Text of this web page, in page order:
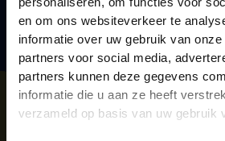
en om ons websiteverkeer te
informatie over uw gebruik van
partners voor social media,
partners kunnen deze gegevens
informatie die u aan ze heeft
verzameld op basis van uw gebruik
Uitgelichte